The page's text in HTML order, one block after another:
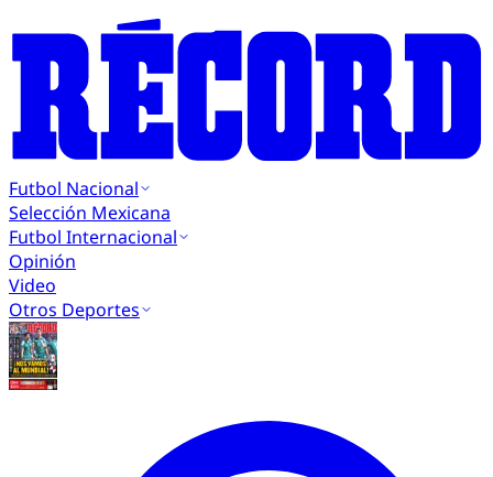
Futbol Nacional
Selección Mexicana
Futbol Internacional
Opinión
Video
Otros Deportes